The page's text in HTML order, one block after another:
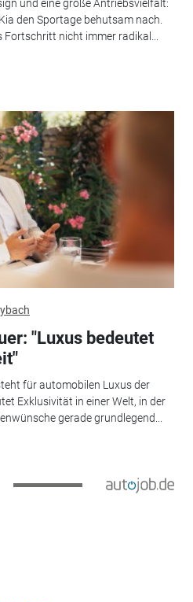
und eine große Antriebsvielfalt:
den Sportage behutsam nach.
Fortschritt nicht immer radikal...
"Luxus bedeutet
für automobilen Luxus der
Exklusivität in einer Welt, in der
gerade grundlegend...